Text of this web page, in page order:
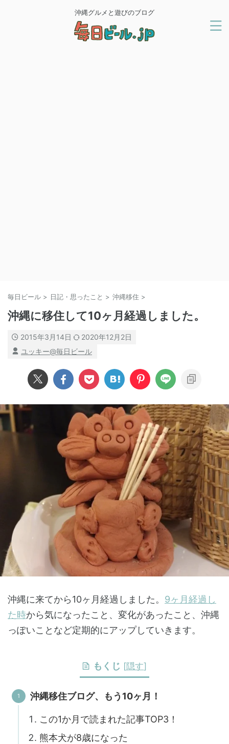
沖縄グルメと遊びのブログ
毎日ビール > 日記・思ったこと > 沖縄移住 >
沖縄に移住して10ヶ月経過しました。
2015年3月14日
2020年12月2日
ユッキー@毎日ビール
沖縄に来てから10ヶ月経過しました。 9ヶ月経過し
た時から気になったこと、変化があったこと、沖縄
っぽいことなど定期的にアップしていきます。
もくじ [隠す]
沖縄移住ブログ、もう10ヶ月！
この1か月で読まれた記事TOP3！
熊本犬が8歳になった